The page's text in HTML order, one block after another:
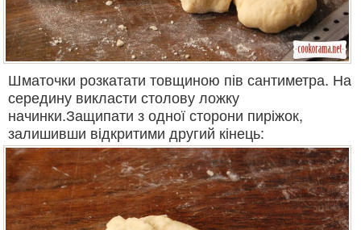
Шматочки розкатати товщиною пів сантиметра. На
середину викласти столову ложку
начинки.Защипати з одної сторони пиріжок,
залишивши відкритими другий кінець: